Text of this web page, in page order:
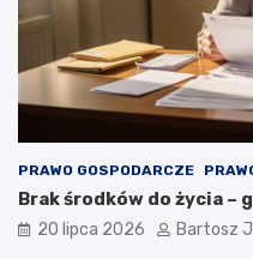
PRAWO GOSPODARCZE
Brak środków do życia –
20 lipca 2026 Bartosz